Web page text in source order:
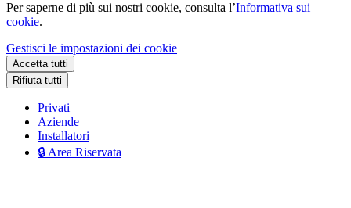
Per saperne di più sui nostri cookie, consulta l’Informativa sui
cookie.
Gestisci le impostazioni dei cookie
Accetta tutti
Rifiuta tutti
Privati
Aziende
Installatori
🔒 Area Riservata